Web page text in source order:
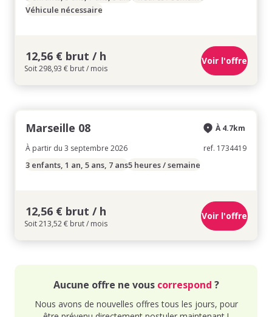
Véhicule nécessaire
12,56 € brut / h
Soit 298,93 € brut / mois
Voir l'offre
Marseille 08
À partir du 3 septembre 2026
À 4.7km
ref. 1734419
3 enfants, 1 an, 5 ans, 7 ans5 heures / semaine
12,56 € brut / h
Soit 213,52 € brut / mois
Voir l'offre
Aucune offre ne vous correspond ?
Nous avons de nouvelles offres tous les jours, pour